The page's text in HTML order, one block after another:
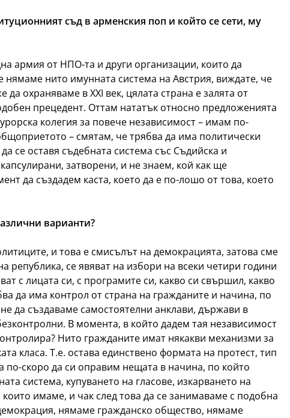
съд в арменския поп и който се сети, му
армия от НПО-та и други организации, които да
нямаме нито имунната система на Австрия, виждате, че
охраняваме в XXI век, цялата страна е залята от
прецедент. Оттам нататък относно предложенията
колегия за повече независимост – имам по-
– смятам, че трябва да има политически
се оставя съдебната система със Съдийска и
затворени, и не знаем, кой как ще
да създадем каста, което да е по-лошо от това, което
варианти?
и това е смисълът на демокрацията, затова сме
република, се явяват на избори на всеки четири години
с лицата си, с програмите си, какво си свършил, какво
да има контрол от страна на гражданите и начина, по
да създаваме самостоятелни анклави, държави в
В момента, в който дадем тая независимост
Нито гражданите имат някакви механизми за
класа. Т.е. остава единствено формата на протест, тип
по-скоро да си оправим нещата в начина, по който
система, купуването на гласове, изкарването на
имаме, и чак след това да се занимаваме с подобна
нямаме гражданско общество, нямаме